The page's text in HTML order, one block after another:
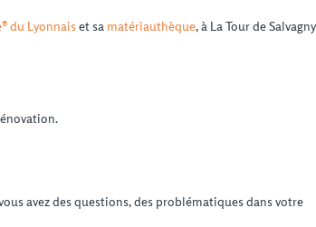
du Lyonnaiset samatériauthèque, à La Tour de Salvagny
avez des questions, des problématiques dans votre